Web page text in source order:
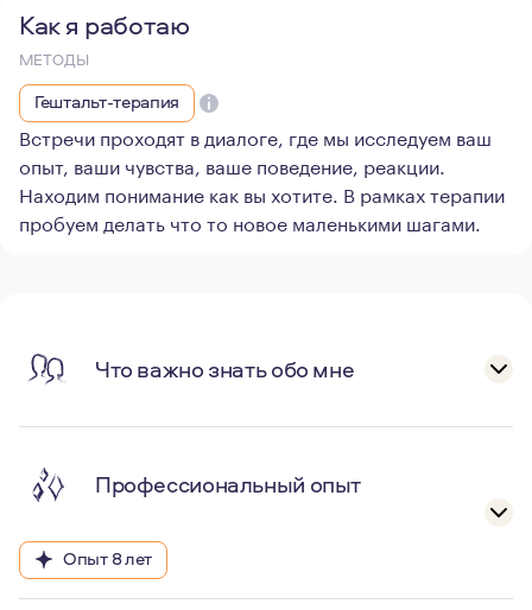
Как я работаю
МЕТОДЫ
Гештальт-терапия
Встречи проходят в диалоге, где мы исследуем ваш
опыт, ваши чувства, ваше поведение, реакции.
Находим понимание как вы хотите. В рамках терапии
пробуем делать что то новое маленькими шагами.
Что важно знать обо мне
Профессиональный опыт
Опыт 8 лет